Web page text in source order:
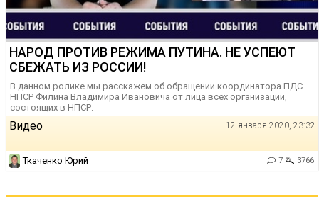
НАРОД ПРОТИВ РЕЖИМА ПУТИНА. НЕ УСПЕЮТ
СБЕЖАТЬ ИЗ РОССИИ!
В данном ролике мы расскажем об обращении координатора ПДС
НПСР Филина Владимира Ивановича от лица всех организаций,
состоящих в НПСР.
Видео 12 января 2020, 23:32
Ткаченко Юрий 7 3766